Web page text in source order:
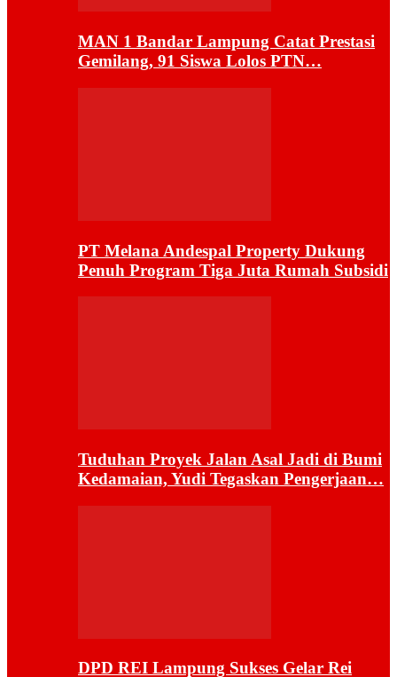
MAN 1 Bandar Lampung Catat Prestasi
Gemilang, 91 Siswa Lolos PTN…
PT Melana Andespal Property Dukung
Penuh Program Tiga Juta Rumah Subsidi
Tuduhan Proyek Jalan Asal Jadi di Bumi
Kedamaian, Yudi Tegaskan Pengerjaan…
DPD REI Lampung Sukses Gelar Rei